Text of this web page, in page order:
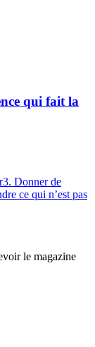
qui fait la
3. Donner de
ce qui n’est pas
le magazine